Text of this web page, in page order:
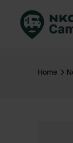
Home